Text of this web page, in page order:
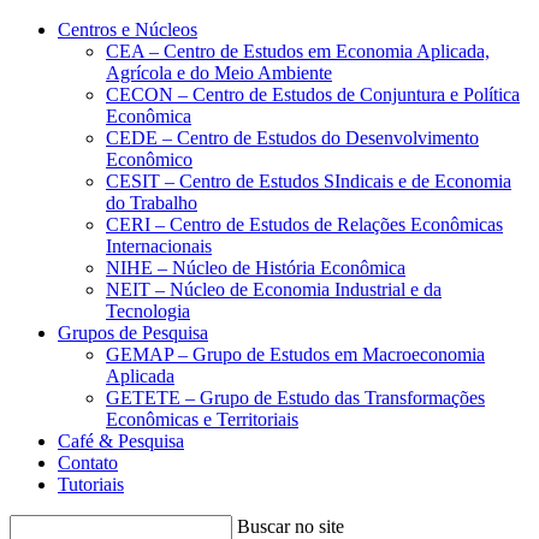
Conteúdo principal Menu principal
Centros e Núcleos
CEA – Centro de Estudos em Economia Aplicada,
Agrícola e do Meio Ambiente
CECON – Centro de Estudos de Conjuntura e Política
Econômica
CEDE – Centro de Estudos do Desenvolvimento
Econômico
CESIT – Centro de Estudos SIndicais e de Economia
do Trabalho
CERI – Centro de Estudos de Relações Econômicas
Internacionais
NIHE – Núcleo de História Econômica
NEIT – Núcleo de Economia Industrial e da
Tecnologia
Grupos de Pesquisa
GEMAP – Grupo de Estudos em Macroeconomia
Aplicada
GETETE – Grupo de Estudo das Transformações
Econômicas e Territoriais
Café & Pesquisa
Contato
Tutoriais
Buscar no site